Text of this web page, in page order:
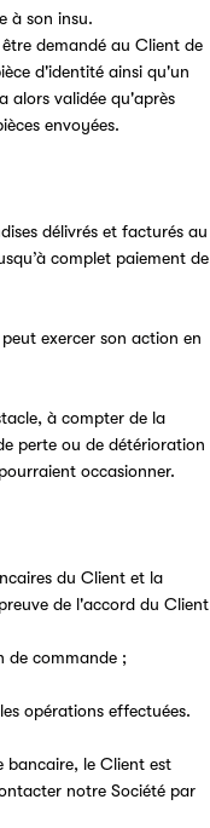
à son insu.
demandé au Client de
d'identité ainsi qu'un
alors validée qu'après
envoyées.
délivrés et facturés au
complet paiement de
exercer son action en
à compter de la
perte ou de détérioration
occasionner.
du Client et la
de l'accord du Client
de commande ;
opérations effectuées.
bancaire, le Client est
notre Société par